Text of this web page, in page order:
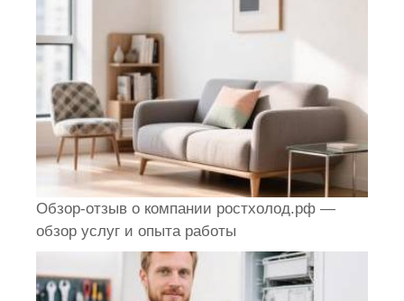
Обзор-отзыв о компании ростхолод.рф —
обзор услуг и опыта работы